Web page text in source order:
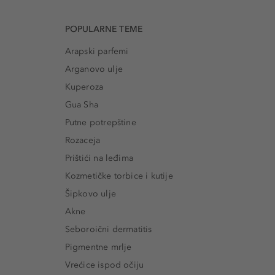
POPULARNE TEME
Arapski parfemi
Arganovo ulje
Kuperoza
Gua Sha
Putne potrepštine
Rozaceja
Prištići na leđima
Kozmetičke torbice i kutije
Šipkovo ulje
Akne
Seboroični dermatitis
Pigmentne mrlje
Vrećice ispod očiju